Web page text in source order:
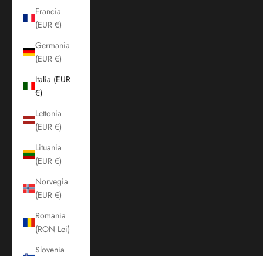
Francia
(EUR €)
Germania
(EUR €)
Italia (EUR
€)
Lettonia
(EUR €)
Lituania
(EUR €)
Norvegia
(EUR €)
Romania
(RON Lei)
Slovenia